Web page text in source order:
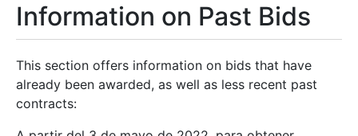
Show/Hide
Information on Past Bids
This section offers information on bids that have
already been awarded, as well as less recent past
contracts: